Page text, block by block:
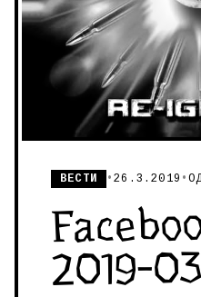
ВЕСТИ •26.3.2019 •
2019-